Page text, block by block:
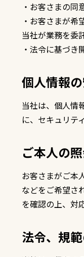
・ お客さまの同
・ お客さまが希
当社が業務を委
・ 法令に基づき
個人情報
当社は、個人情
に、セキュリテ
ご本人の
お客さまがご本
などをご希望さ
を確認の上、対
法令、規